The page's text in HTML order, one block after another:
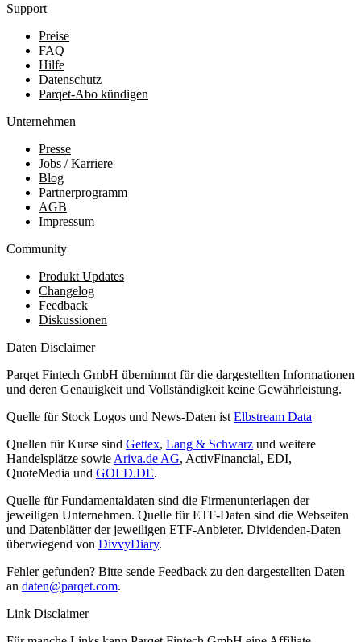
Support
Preise
FAQ
Hilfe
Datenschutz
Parqet-Abo kündigen
Unternehmen
Presse
Jobs / Karriere
Blog
Partnerprogramm
AGB
Impressum
Community
Produkt Updates
Changelog
Feedback
Diskussionen
Daten Disclaimer
Parqet Fintech GmbH übernimmt für die dargestellten Informationen
und deren Genauigkeit und Vollständigkeit keine Gewährleistung.
Quelle für Stock Logos und News-Daten ist Elbstream Data
Quellen für Kurse sind Gettex, Lang & Schwarz und weitere
Handelsplätze sowie Ariva.de AG, ActivFinancial, EDI,
QuoteMedia und GOLD.DE.
Quelle für Fundamentaldaten sind die Firmenunterlagen der
jeweiligen Unternehmen. Quelle für ETF-Daten sind die Webseiten
und Datenblätter der jeweiligen ETF-Anbieter. Dividenden-Daten
überwiegend von DivvyDiary.
Fehler gefunden? Bitte sende Feedback zu den dargestellten Daten
an daten@parqet.com.
Link Disclaimer